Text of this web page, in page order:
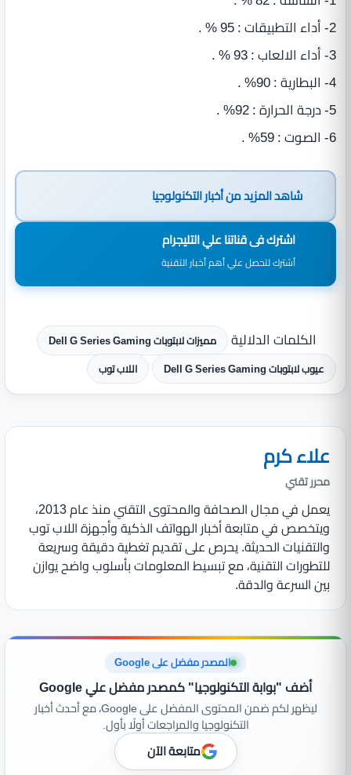
2- أداء التطبيقات : 95 % .
3- أداء الالعاب : 93 % .
4- البطارية : 90% .
5- درجة الحرارة : 92% .
6- الصوت : 59% .
شاهد المزيد منأخبار التكنولوجيا
اشترك فى قناتنا علي التليجرام
أشترك لتحصل علي أهم أخبار التقنية
الكلمات الدلالية
مميزات لابتوبات Dell G Series Gaming
عيوب لابتوبات Dell G Series Gaming
اللاب توب
علاء كرم
محرر تقني
يعمل في مجال الصحافة والمحتوى التقني منذ عام 2013،
ويتخصص في متابعة أخبار الهواتف الذكية وأجهزة اللاب توب
والتقنيات الحديثة. يحرص على تقديم تغطية دقيقة وسريعة
للتطورات التقنية، مع تبسيط المعلومات بأسلوب واضح يوازن
بين السرعة والدقة.
المصدر مفضل على Google
أضف "بوابة التكنولوجيا" كمصدر مفضل علي Google
ليظهر لكم ضمن المحتوى المفضل على Google، مع أحدث أخبار
التكنولوجيا والمراجعات أولًا بأول.
متابعة الآن